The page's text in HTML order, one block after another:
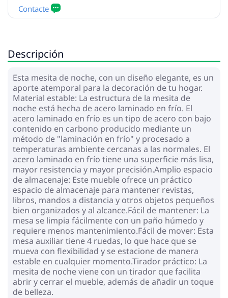
Descripción
Esta mesita de noche, con un diseño elegante, es un
aporte atemporal para la decoración de tu hogar.
Material estable: La estructura de la mesita de
noche está hecha de acero laminado en frío. El
acero laminado en frío es un tipo de acero con bajo
contenido en carbono producido mediante un
método de "laminación en frío" y procesado a
temperaturas ambiente cercanas a las normales. El
acero laminado en frío tiene una superficie más lisa,
mayor resistencia y mayor precisión.Amplio espacio
de almacenaje: Este mueble ofrece un práctico
espacio de almacenaje para mantener revistas,
libros, mandos a distancia y otros objetos pequeños
bien organizados y al alcance.Fácil de mantener: La
mesa se limpia fácilmente con un paño húmedo y
requiere menos mantenimiento.Fácil de mover: Esta
mesa auxiliar tiene 4 ruedas, lo que hace que se
mueva con flexibilidad y se estacione de manera
estable en cualquier momento.Tirador práctico: La
mesita de noche viene con un tirador que facilita
abrir y cerrar el mueble, además de añadir un toque
de belleza.